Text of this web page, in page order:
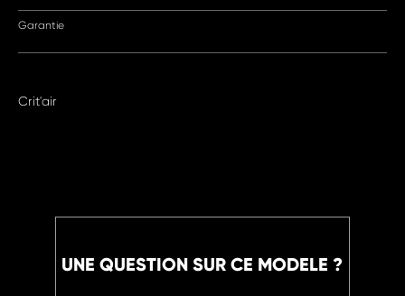
Garantie
Crit'air
UNE QUESTION SUR CE MODELE ?